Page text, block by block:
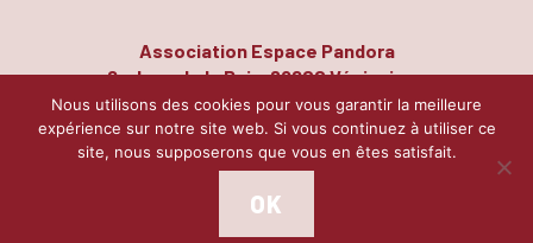
Association Espace Pandora
8, place de la Paix, 69200 Vénissieux
Tél. : 04 72 50 14 78 | Fax : 04 72 51 26 17
Contact| Mentions légales|Plan du site
Nous utilisons des cookies pour vous garantir la meilleure
expérience sur notre site web. Si vous continuez à utiliser ce
site, nous supposerons que vous en êtes satisfait.
OK